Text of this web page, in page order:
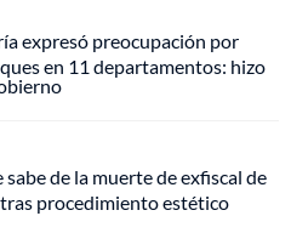
expresó preocupación por
en 11 departamentos: hizo
sabe de la muerte de exfiscal de
procedimiento estético